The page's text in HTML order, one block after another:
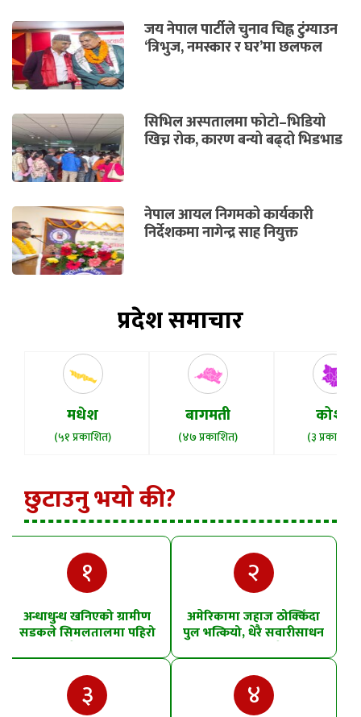
जय नेपाल पार्टीले चुनाव चिह्न टुंग्याउन
‘त्रिभुज, नमस्कार र घर’मा छलफल
सिभिल अस्पतालमा फोटो–भिडियो
खिच्न रोक, कारण बन्यो बढ्दो भिडभाड
नेपाल आयल निगमको कार्यकारी
निर्देशकमा नागेन्द्र साह नियुक्त
प्रदेश समाचार
मधेश
(५१ प्रकाशित)
बागमती
(४७ प्रकाशित)
कोशी
(३ प्रकाशित)
छुटाउनु भयो की?
१
अन्धाधुन्ध खनिएको ग्रामीण
सडकले सिमलतालमा पहिरो
२
अमेरिकामा जहाज ठोक्किँदा
पुल भत्कियो, धेरै सवारीसाधन
३ ४